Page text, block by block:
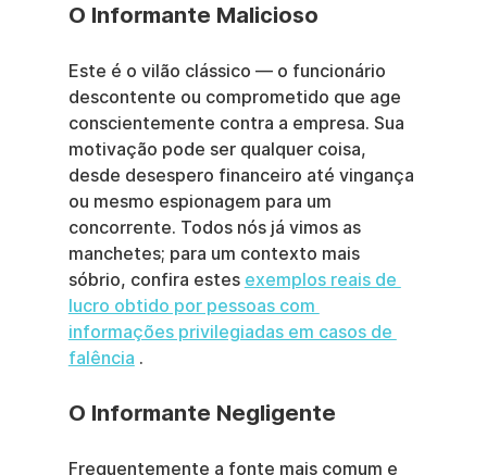
O Informante Malicioso
Este é o vilão clássico — o funcionário
descontente ou comprometido que age
conscientemente contra a empresa. Sua
motivação pode ser qualquer coisa,
desde desespero financeiro até vingança
ou mesmo espionagem para um
concorrente. Todos nós já vimos as
manchetes; para um contexto mais
sóbrio, confira estes exemplos reais de
lucro obtido por pessoas com
informações privilegiadas em casos de
falência .
O Informante Negligente
Frequentemente a fonte mais comum e